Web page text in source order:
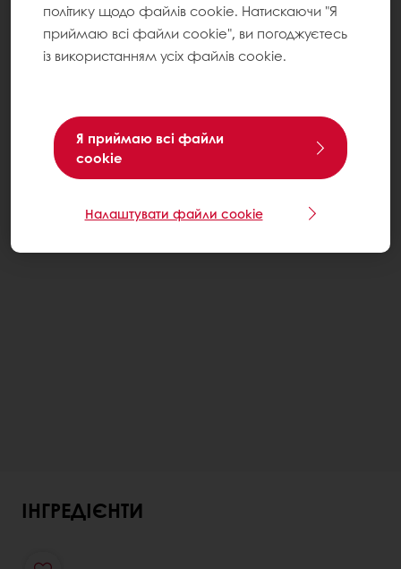
ІНГРЕДІЄНТИ
політику щодо файлів cookie. Натискаючи "Я
приймаю всі файли cookie", ви погоджуєтесь
із використанням усіх файлів cookie.
Я приймаю всі файли
cookie
Налаштувати файли cookie